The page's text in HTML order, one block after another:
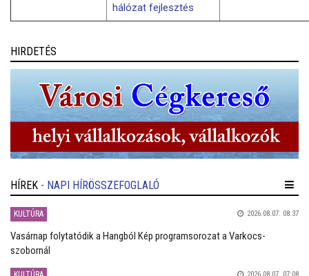
hálózat fejlesztés
HIRDETÉS
HÍREK - NAPI HÍRÖSSZEFOGLALÓ
KULTÚRA 2026.08.07. 08:37
Vasárnap folytatódik a Hangból Kép programsorozat a Varkocs-
szobornál